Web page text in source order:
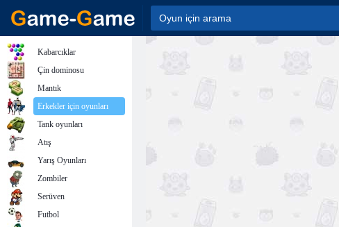
Kabarcıklar
Çin dominosu
Mantık
Erkekler için oyunları
Tank oyunları
Atış
Yarış Oyunları
Zombiler
Serüven
Futbol